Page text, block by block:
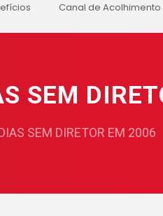
Canal de Acolhimento
SEM
SEM DIRETOR EM 2006